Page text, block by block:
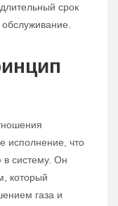
срок
исполнение, что
в систему. Он
который
газа и